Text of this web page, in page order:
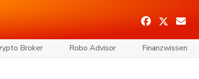
Broker Robo Advisor Finanzwissen